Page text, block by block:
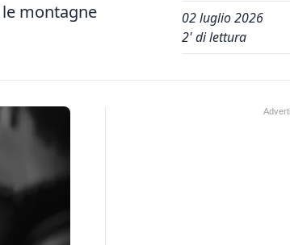
montagne
02 luglio 2026
2' di lettura